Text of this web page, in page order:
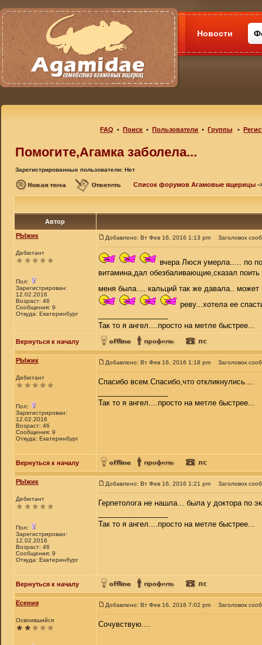
Новости
FAQ •Поиск •Пользователи •Группы •
Помогите,Агамка заболела...
Зарегистрированные пользователи: Нет
Список форумов Агамовые ящерицы -
Автор
РЫжик
Дебютант
Пол:
Зарегистрирован:
12.02.2016
Возраст: 46
Сообщения: 9
Откуда: Екатеринбург
Добавлено: Вт Фев 16, 2016 1:13 pm Заголовок
вчера Люся умерла..... по
витамина,дал обезбаливающие,сказал
меня была.... кальций так же давала..
реву...хотела ее
Так то я ангел....просто на метле быстрее...
Вернуться к началу
РЫжик
Дебютант
Пол:
Зарегистрирован:
12.02.2016
Возраст: 46
Сообщения: 9
Откуда: Екатеринбург
Добавлено: Вт Фев 16, 2016 1:18 pm Заголовок
Спасибо всем.Спасибо,что откликнулись....
Так то я ангел....просто на метле быстрее...
Вернуться к началу
РЫжик
Дебютант
Пол:
Зарегистрирован:
12.02.2016
Возраст: 46
Сообщения: 9
Откуда: Екатеринбург
Добавлено: Вт Фев 16, 2016 1:21 pm Заголовок
Герпетолога не нашла... была у доктора по
Так то я ангел....просто на метле быстрее...
Вернуться к началу
Есения
Освоившийся
Добавлено: Вт Фев 16, 2016 7:02 pm Заголовок
Сочувствую....